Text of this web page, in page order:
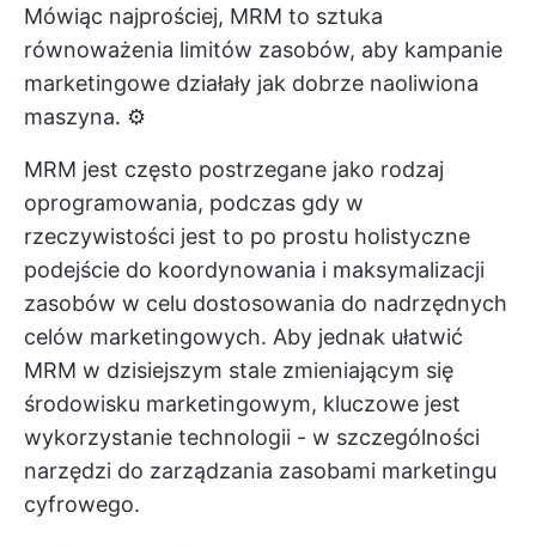
Mówiąc najprościej, MRM to sztuka
równoważenia limitów zasobów, aby kampanie
marketingowe działały jak dobrze naoliwiona
maszyna. ⚙️
MRM jest często postrzegane jako rodzaj
oprogramowania, podczas gdy w
rzeczywistości jest to po prostu holistyczne
podejście do koordynowania i maksymalizacji
zasobów w celu dostosowania do nadrzędnych
celów marketingowych. Aby jednak ułatwić
MRM w dzisiejszym stale zmieniającym się
środowisku marketingowym, kluczowe jest
wykorzystanie technologii - w szczególności
narzędzi do zarządzania zasobami marketingu
cyfrowego.